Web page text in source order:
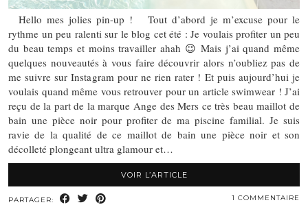
Hello mes jolies pin-up ! Tout d’abord je m’excuse pour le
rythme un peu ralenti sur le blog cet été : Je voulais profiter un peu
du beau temps et moins travailler ahah 😉 Mais j’ai quand même
quelques nouveautés à vous faire découvrir alors n’oubliez pas de
me suivre sur Instagram pour ne rien rater ! Et puis aujourd’hui je
voulais quand même vous retrouver pour un article swimwear ! J’ai
reçu de la part de la marque Ange des Mers ce très beau maillot de
bain une pièce noir pour profiter de ma piscine familial. Je suis
ravie de la qualité de ce maillot de bain une pièce noir et son
décolleté plongeant ultra glamour et…
VOIR L’ARTICLE
PARTAGER: 1 COMMENTAIRE